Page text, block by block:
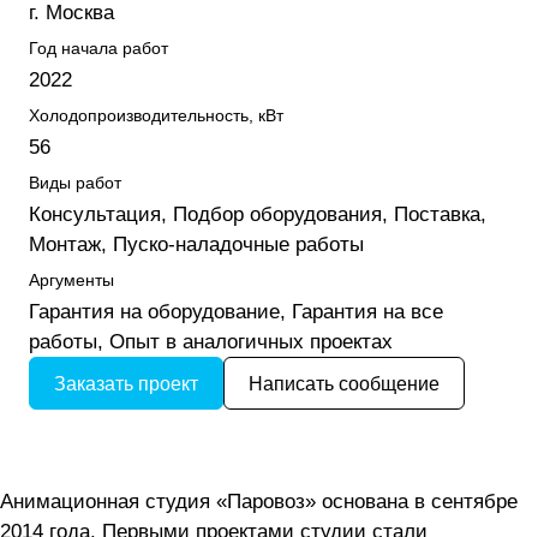
г. Москва
Год начала работ
2022
Холодопроизводительность, кВт
56
Виды работ
Консультация, Подбор оборудования, Поставка,
Монтаж, Пуско-наладочные работы
Аргументы
Гарантия на оборудование, Гарантия на все
работы, Опыт в аналогичных проектах
Заказать проект Написать сообщение
Анимационная студия «Паровоз» основана в сентябре
2014 года. Первыми проектами студии стали